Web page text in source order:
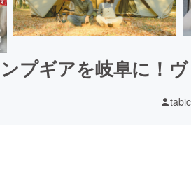
プギアを岐阜に！